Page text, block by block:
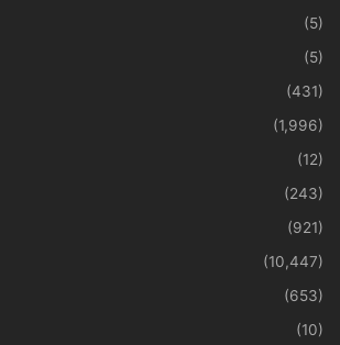
(5)
(5)
(431)
(1,996)
(12)
(243)
(921)
(10,447)
(653)
(10)